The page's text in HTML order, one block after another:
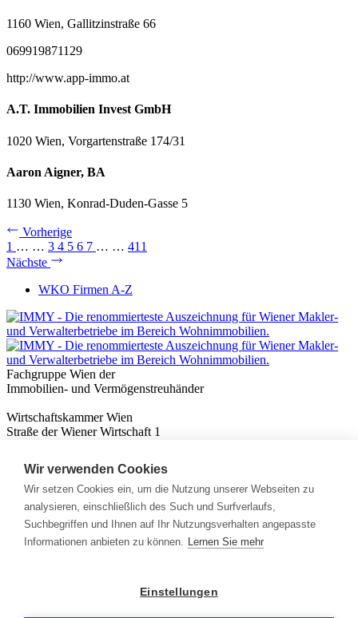
1160 Wien, Gallitzinstraße 66
069919871129
http://www.app-immo.at
A.T. Immobilien Invest GmbH
1020 Wien, Vorgartenstraße 174/31
Aaron Aigner, BA
1130 Wien, Konrad-Duden-Gasse 5
Vorherige
1 … … 3 4 5 6 7 … … 411
Nächste
WKO Firmen A-Z
Fachgruppe Wien der
Immobilien- und Vermögenstreuhänder
Wirtschaftskammer Wien
Straße der Wiener Wirtschaft 1
Nützliches
Immobilienwissen
Formulare & Rechner
Expert:innen
Info
Wir verwenden Cookies
Wir setzen Cookies ein, um die Nutzung unserer Webseiten zu
analysieren, einschließlich des Such und Surfverlaufs,
Suchbegriffen und Ihnen auf Ihr Nutzungsverhalten angepasste
Informationen anbieten zu können. Lernen Sie mehr
Einstellungen